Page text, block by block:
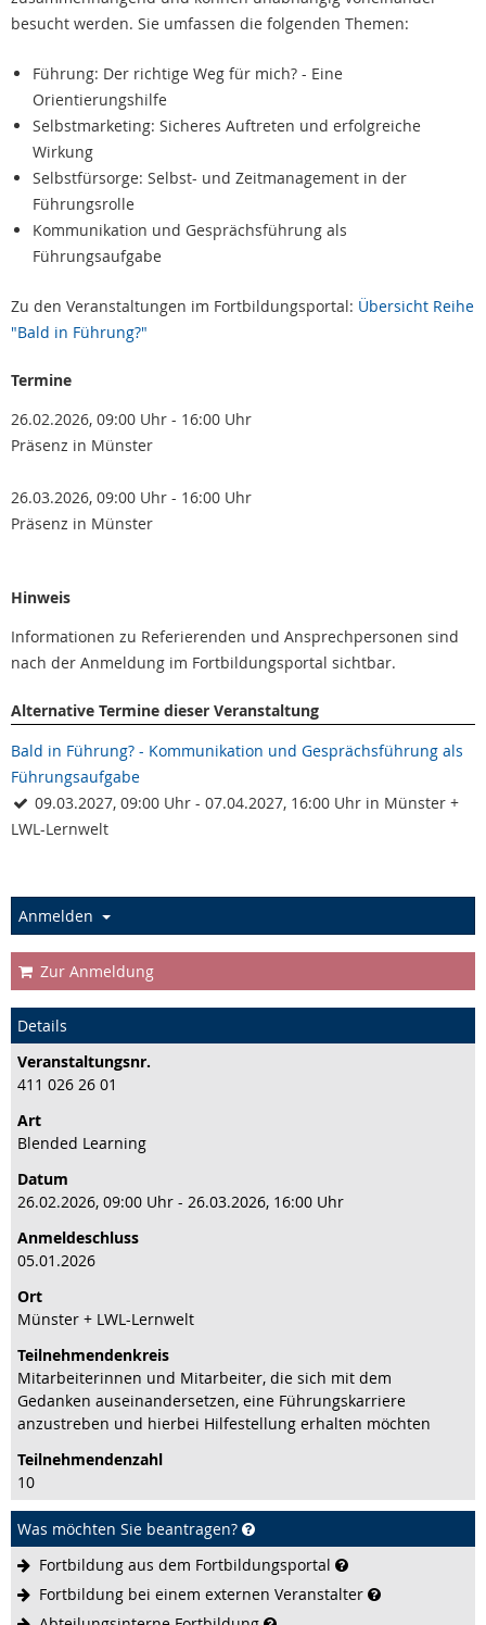
besucht werden. Sie umfassen die folgenden Themen:
Führung: Der richtige Weg für mich? - Eine
Orientierungshilfe
Selbstmarketing: Sicheres Auftreten und erfolgreiche
Wirkung
Selbstfürsorge: Selbst- und Zeitmanagement in der
Führungsrolle
Kommunikation und Gesprächsführung als
Führungsaufgabe
Zu den Veranstaltungen im Fortbildungsportal: Übersicht Reihe
"Bald in Führung?"
Termine
26.02.2026, 09:00 Uhr - 16:00 Uhr
Präsenz in Münster
26.03.2026, 09:00 Uhr - 16:00 Uhr
Präsenz in Münster
Hinweis
Informationen zu Referierenden und Ansprechpersonen sind
nach der Anmeldung im Fortbildungsportal sichtbar.
Alternative Termine dieser Veranstaltung
Bald in Führung? - Kommunikation und Gesprächsführung als
Führungsaufgabe
09.03.2027, 09:00 Uhr - 07.04.2027, 16:00 Uhr in Münster +
LWL-Lernwelt
Anmelden
Zur Anmeldung
Details
Veranstaltungs­nr.
411 026 26 01
Art
Blended Learning
Datum
26.02.2026, 09:00 Uhr - 26.03.2026, 16:00 Uhr
Anmeldeschluss
05.01.2026
Ort
Münster + LWL-Lernwelt
Teilnehmenden­kreis
Mitarbeiterinnen und Mitarbeiter, die sich mit dem
Gedanken auseinandersetzen, eine Führungskarriere
anzustreben und hierbei Hilfestellung erhalten möchten
Teilnehmenden­zahl
10
Was möchten Sie beantragen?
Fortbildung aus dem Fortbildungsportal
Fortbildung bei einem externen Veranstalter